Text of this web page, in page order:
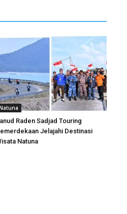
Raden Sadjad Touring
Jelajahi Destinasi
Natuna